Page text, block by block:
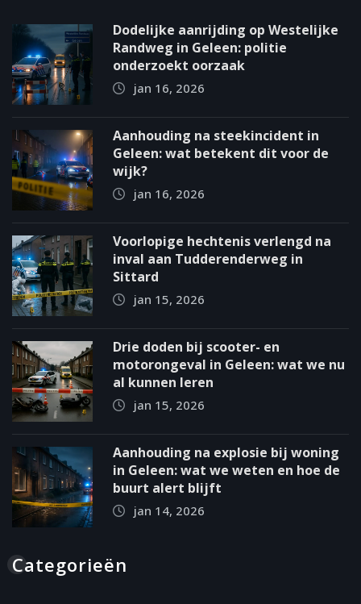
Dodelijke aanrijding op Westelijke
Randweg in Geleen: politie
onderzoekt oorzaak
jan 16, 2026
Aanhouding na steekincident in
Geleen: wat betekent dit voor de
wijk?
jan 16, 2026
Voorlopige hechtenis verlengd na
inval aan Tudderenderweg in
Sittard
jan 15, 2026
Drie doden bij scooter- en
motorongeval in Geleen: wat we nu
al kunnen leren
jan 15, 2026
Aanhouding na explosie bij woning
in Geleen: wat we weten en hoe de
buurt alert blijft
jan 14, 2026
Categorieën